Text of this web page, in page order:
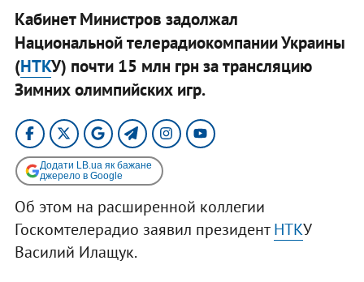
Кабинет Министров задолжал
Национальной телерадиокомпании Украины
(НТКУ) почти 15 млн грн за трансляцию
Зимних олимпийских игр.
Додати LB.ua як бажане
джерело в Google
Об этом на расширенной коллегии
Госкомтелерадио заявил президентНТКУ
Василий Илащук.